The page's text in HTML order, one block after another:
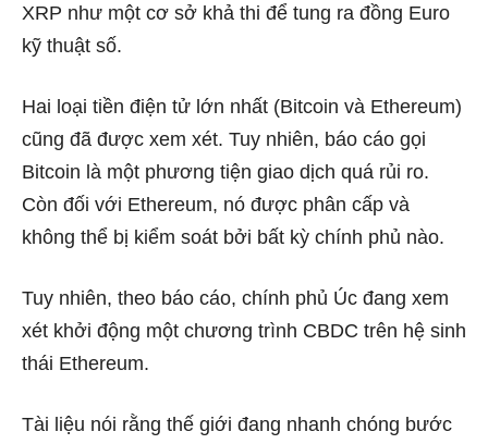
XRP như một cơ sở khả thi để tung ra đồng Euro
kỹ thuật số.
Hai loại tiền điện tử lớn nhất (Bitcoin và Ethereum)
cũng đã được xem xét. Tuy nhiên, báo cáo gọi
Bitcoin là một phương tiện giao dịch quá rủi ro.
Còn đối với Ethereum, nó được phân cấp và
không thể bị kiểm soát bởi bất kỳ chính phủ nào.
Tuy nhiên, theo báo cáo, chính phủ Úc đang xem
xét khởi động một chương trình CBDC trên hệ sinh
thái Ethereum.
Tài liệu nói rằng thế giới đang nhanh chóng bước